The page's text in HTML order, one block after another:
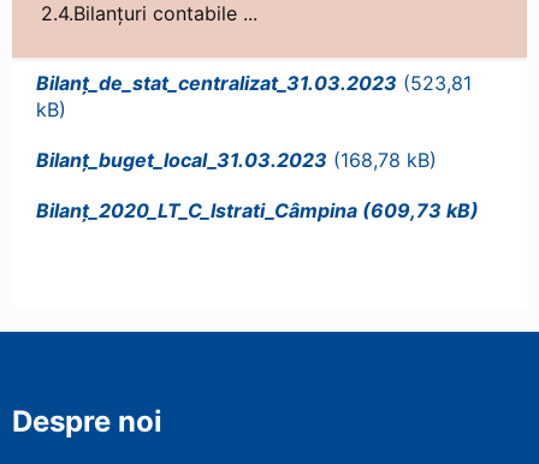
2.4.Bilanțuri contabile ...
Bilanț_de_stat_centralizat_31.03.2023
Bilanț_buget_local_31.03.2023
Bilanț_2020_LT_C_Istrati_Câmpina
Despre noi